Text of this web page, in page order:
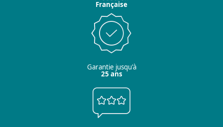
Française
Garantie jusqu'à
25 ans